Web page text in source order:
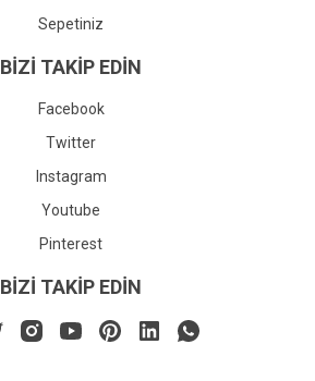
Sepetiniz
BİZİ TAKİP EDİN
Facebook
Twitter
Instagram
Youtube
Pinterest
BİZİ TAKİP EDİN